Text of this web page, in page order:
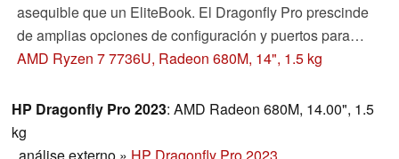
asequible que un EliteBook. El Dragonfly Pro prescinde
de amplias opciones de configuración y puertos para
ofrecer una experiencia de usuario más ágil y centrada.
AMD Ryzen 7 7736U, Radeon 680M, 14", 1.5 kg
HP Dragonfly Pro 2023: AMD Radeon 680M, 14.00", 1.5
kg
análise externo » HP Dragonfly Pro 2023